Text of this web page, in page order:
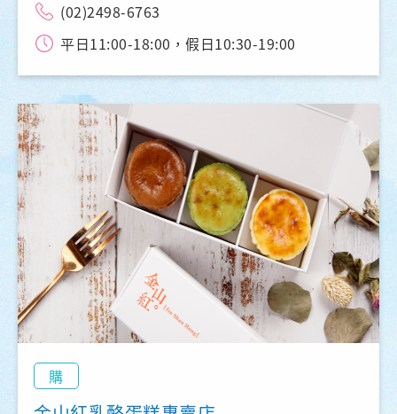
(02)2498-6763
平日11:00-18:00，假日10:30-19:00
購